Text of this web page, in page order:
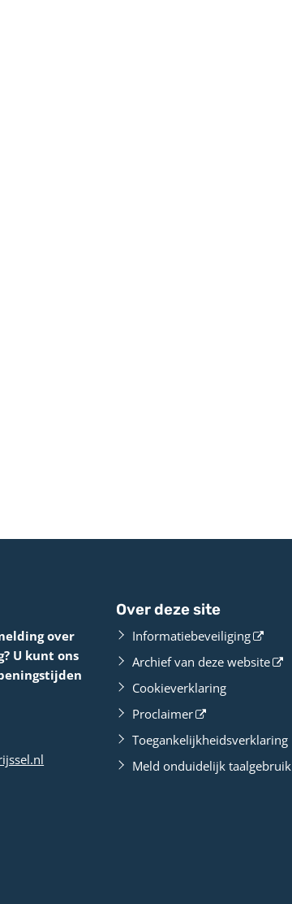
over
U kunt ons
Over deze site
Informatiebeveiliging
Archief van deze website
Cookieverklaring
Proclaimer
Toegankelijkheidsverklaring
Meld onduidelijk taalgebruik